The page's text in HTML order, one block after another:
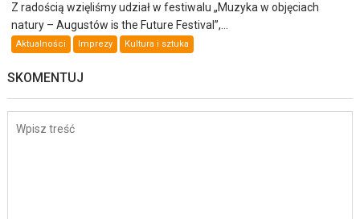
Z radością wzięliśmy udział w festiwalu „Muzyka w objęciach
natury – Augustów is the Future Festival”,...
Aktualności Imprezy Kultura i sztuka
SKOMENTUJ